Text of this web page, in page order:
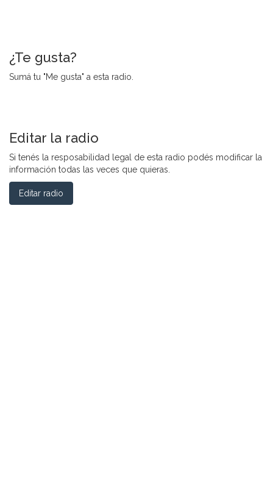
¿Te gusta?
Sumá tu "Me gusta" a esta radio.
Editar la radio
Si tenés la resposabilidad legal de esta radio podés modificar la
información todas las veces que quieras.
Editar radio